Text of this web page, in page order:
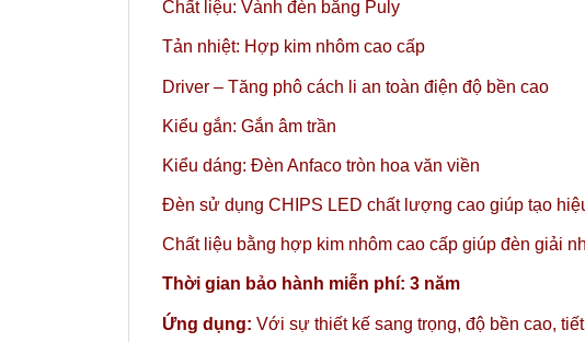
Chất liệu: Vành đèn bằng Puly
Tản nhiệt: Hợp kim nhôm cao cấp
Driver – Tăng phô cách li an toàn điện độ bền cao
Kiểu gắn: Gắn âm trần
Kiểu dáng: Đèn Anfaco tròn hoa văn viền
Đèn sử dụng CHIPS LED chất lượng cao giúp tạo
Chất liệu bằng hợp kim nhôm cao cấp giúp đèn giải
Thời gian bảo hành miễn phí: 3 năm
Ứng dụng: Với sự thiết kế sang trọng, độ bền cao,